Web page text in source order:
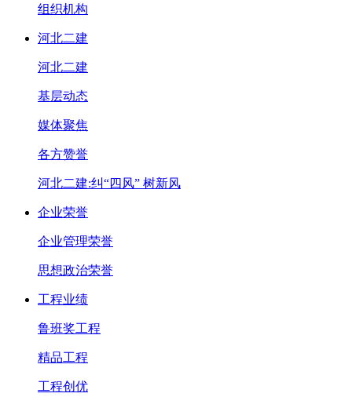
组织机构
河北二建
河北二建
基层动态
媒体聚焦
各方赞誉
河北二建:纠“四风” 树新风
企业荣誉
企业管理荣誉
思想政治荣誉
工程业绩
鲁班奖工程
精品工程
工程创优